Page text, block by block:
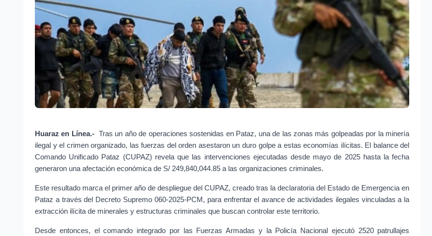
Huaraz en Línea.- Tras un año de operaciones sostenidas en Pataz, una de las zonas más golpeadas por la minería
ilegal y el crimen organizado, las fuerzas del orden asestaron un duro golpe a estas economías ilícitas. El balance del
Comando Unificado Pataz (CUPAZ) revela que las intervenciones ejecutadas desde mayo de 2025 hasta la fecha
generaron una afectación económica de S/ 249,840,044.85 a las organizaciones criminales.
Este resultado marca el primer año de despliegue del CUPAZ, creado tras la declaratoria del Estado de Emergencia en
Pataz a través del Decreto Supremo 060-2025-PCM, para enfrentar el avance de actividades ilegales vinculadas a la
extracción ilícita de minerales y estructuras criminales que buscan controlar este territorio.
Desde entonces, el comando integrado por las Fuerzas Armadas y la Policía Nacional ejecutó 2520 patrullajes